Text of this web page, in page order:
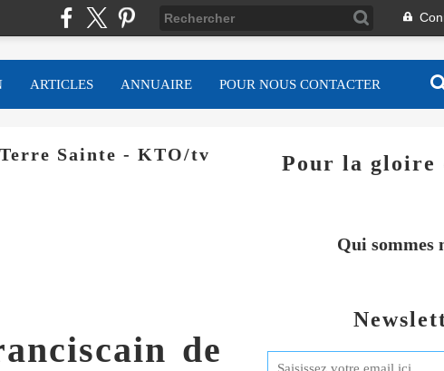
ARTICLES ANNUAIRE POUR NOUS CONTACTER
Sainte - KTO/tv
de
Pour la gloire
Qui sommes